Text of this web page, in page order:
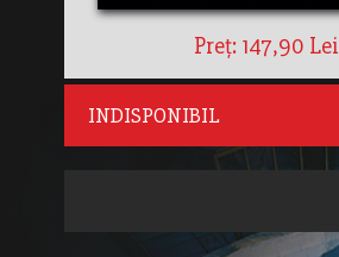
Preț: 147,90 Lei
INDISPONIBIL